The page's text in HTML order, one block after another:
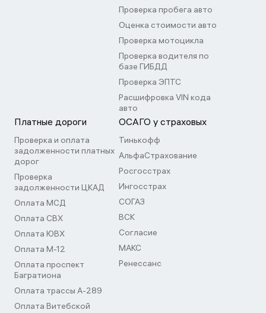
Проверка пробега авто
Оценка стоимости авто
Проверка мотоцикла
Проверка водителя по
базе ГИБДД
Проверка ЭПТС
Расшифровка VIN кода
авто
Платные дороги
Проверка и оплата
задолженности платных
дорог
Проверка
задолженности ЦКАД
Оплата МСД
Оплата СВХ
Оплата ЮВХ
Оплата М-12
Оплата проспект
Багратиона
Оплата трассы А-289
Оплата Витебской
ОСАГО у страховых
Тинькофф
АльфаСтрахование
Росгосстрах
Ингосстрах
СОГАЗ
ВСК
Согласие
МАКС
Ренессанс